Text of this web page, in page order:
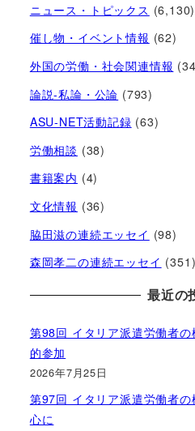
ニュース・トピックス (6,130)
催し物・イベント情報 (62)
外国の労働・社会関連情報
論説-私論・公論 (793)
ASU-NET活動記録 (63)
労働相談 (38)
書籍案内 (4)
文化情報 (36)
脇田滋の連続エッセイ (98)
森岡孝二の連続エッセイ (351)
最近の
第98回 イタリア派遣労働者
的参加
2026年7月25日
第97回 イタリア派遣労働者
心に